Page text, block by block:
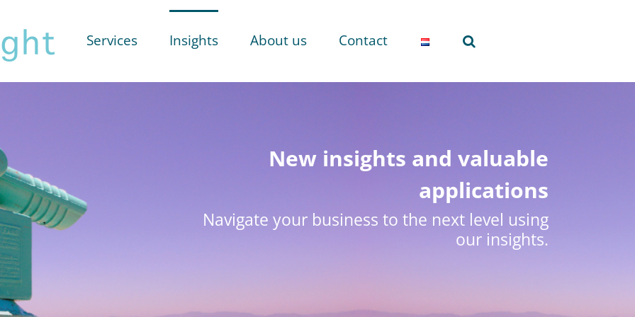
Services Insights About us Contact
New insights and valuable
applications
Navigate your business to the next level using
our insights.